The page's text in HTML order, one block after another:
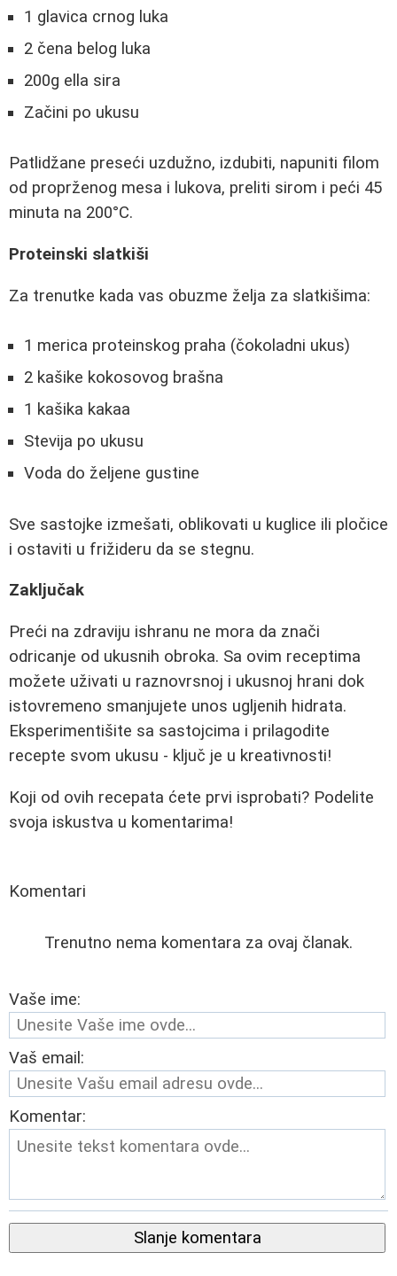
1 glavica crnog luka
2 čena belog luka
200g ella sira
Začini po ukusu
Patlidžane preseći uzdužno, izdubiti, napuniti filom
od proprženog mesa i lukova, preliti sirom i peći 45
minuta na 200°C.
Proteinski slatkiši
Za trenutke kada vas obuzme želja za slatkišima:
1 merica proteinskog praha (čokoladni ukus)
2 kašike kokosovog brašna
1 kašika kakaa
Stevija po ukusu
Voda do željene gustine
Sve sastojke izmešati, oblikovati u kuglice ili pločice
i ostaviti u frižideru da se stegnu.
Zaključak
Preći na zdraviju ishranu ne mora da znači
odricanje od ukusnih obroka. Sa ovim receptima
možete uživati u raznovrsnoj i ukusnoj hrani dok
istovremeno smanjujete unos ugljenih hidrata.
Eksperimentišite sa sastojcima i prilagodite
recepte svom ukusu - ključ je u kreativnosti!
Koji od ovih recepata ćete prvi isprobati? Podelite
svoja iskustva u komentarima!
Komentari
Trenutno nema komentara za ovaj članak.
Vaše ime:
Vaš email:
Komentar:
Slanje komentara